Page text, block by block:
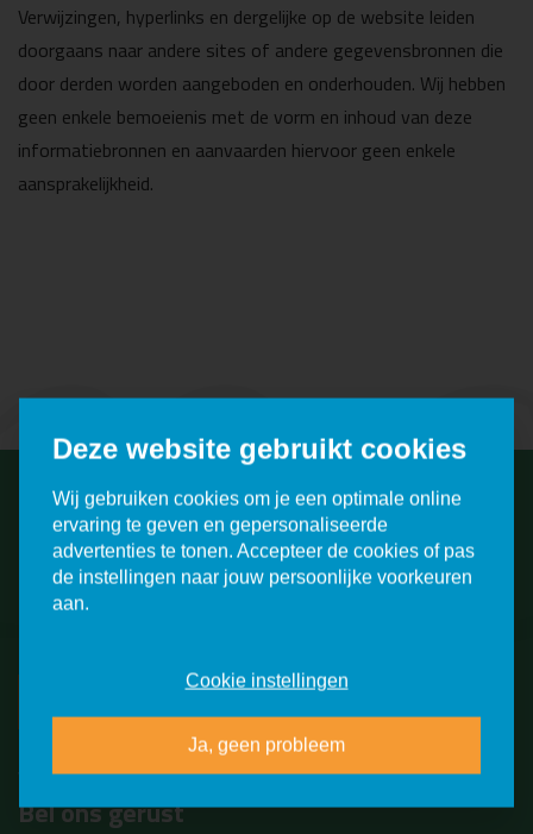
Verwijzingen, hyperlinks en dergelijke op de website leiden
doorgaans naar andere sites of andere gegevensbronnen die
door derden worden aangeboden en onderhouden. Wij hebben
geen enkele bemoeienis met de vorm en inhoud van deze
informatiebronnen en aanvaarden hiervoor geen enkele
aansprakelijkheid.
Meld je aan voor een
rondleiding!
Vragen?
Bel ons gerust
Deze website gebruikt cookies
Wij gebruiken cookies om je een optimale online
ervaring te geven en gepersonaliseerde
advertenties te tonen. Accepteer de cookies of pas
de instellingen naar jouw persoonlijke voorkeuren
aan.
Cookie instellingen
Ja, geen probleem